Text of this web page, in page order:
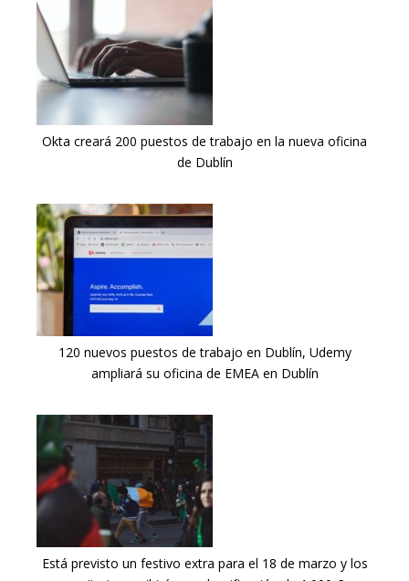
Okta creará 200 puestos de trabajo en la nueva oficina
de Dublín
120 nuevos puestos de trabajo en Dublín, Udemy
ampliará su oficina de EMEA en Dublín
Está previsto un festivo extra para el 18 de marzo y los